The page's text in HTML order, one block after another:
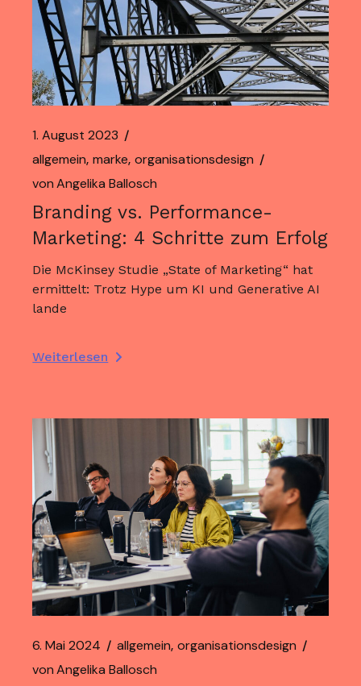
1. August 2023
allgemein marke organisationsdesign
von Angelika Ballosch
Branding vs. Performance-
Marketing: 4 Schritte zum Erfolg
Die McKinsey Studie „State of Marketing“ hat
ermittelt: Trotz Hype um KI und Generative AI
lande
Weiterlesen
6. Mai 2024 allgemein organisationsdesign
von Angelika Ballosch